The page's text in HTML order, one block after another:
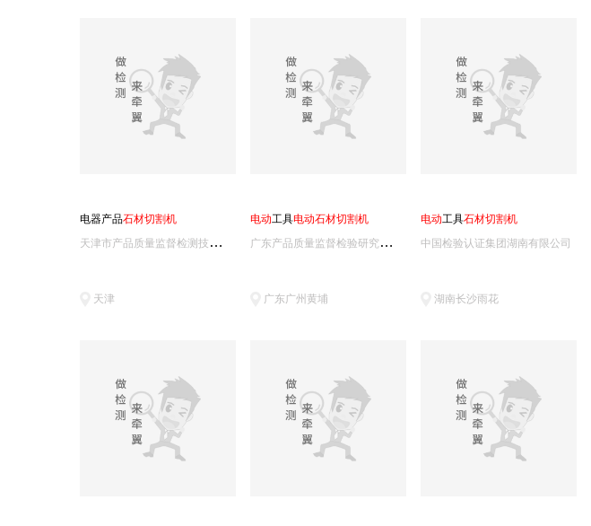
电器产品石材切割机
天
津市产品质量监督检测技术研究院
天津
电动工具电动石材切割机
广
东产品质量监督检验研究院/国家质量技术监督局广州电气安全检验所
广东广州黄埔
电动工具石材切割机
中国检验认证集团湖南有限公司
湖南长沙雨花